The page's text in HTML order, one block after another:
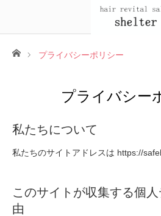
ホームプライバシーポリシー
プライバシー
私たちについて
私たちのサイトアドレスは https://
このサイトが収集する個
由